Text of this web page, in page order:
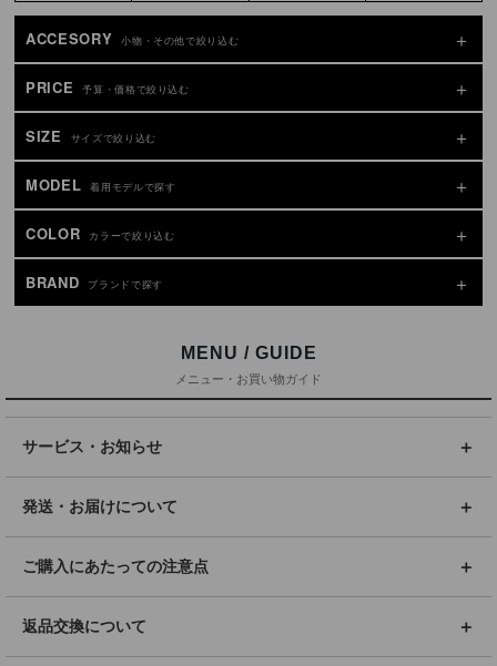
ACCESORY 小物・その他で絞り込む
PRICE 予算・価格で絞り込む
SIZE サイズで絞り込む
MODEL 着用モデルで探す
COLOR カラーで絞り込む
BRAND ブランドで探す
MENU / GUIDE
メニュー・お買い物ガイド
サービス・お知らせ
発送・お届けについて
ご購入にあたっての注意点
返品交換について